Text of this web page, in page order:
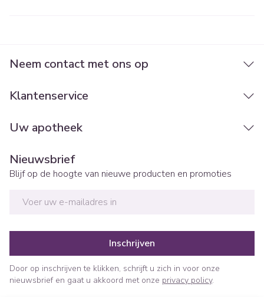
Neem contact met ons op
Klantenservice
Uw apotheek
Nieuwsbrief
Blijf op de hoogte van nieuwe producten en promoties
Inschrijven
Door op inschrijven te klikken, schrijft u zich in voor onze
nieuwsbrief en gaat u akkoord met onze privacy policy.